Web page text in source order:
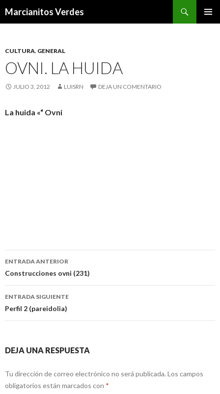
Marcianitos Verdes
CULTURA, GENERAL
OVNI. LA HUIDA
JULIO 3, 2012 LUISRN DEJA UN COMENTARIO
La huida «“ Ovni
Navegación
de
entradas
ENTRADA ANTERIOR
Construcciones ovni (231)
ENTRADA SIGUIENTE
Perfil 2 (pareidolia)
DEJA UNA RESPUESTA
Tu dirección de correo electrónico no será publicada. Los campos
obligatorios están marcados con *